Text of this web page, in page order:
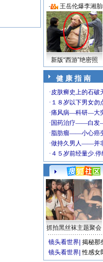
·
王岳伦爆李湘
新版“西游”绝密照
健 康 指 南
抓拍黑丝袜主题聚会
镜头看世界 揭秘那
镜头看世界 性感女